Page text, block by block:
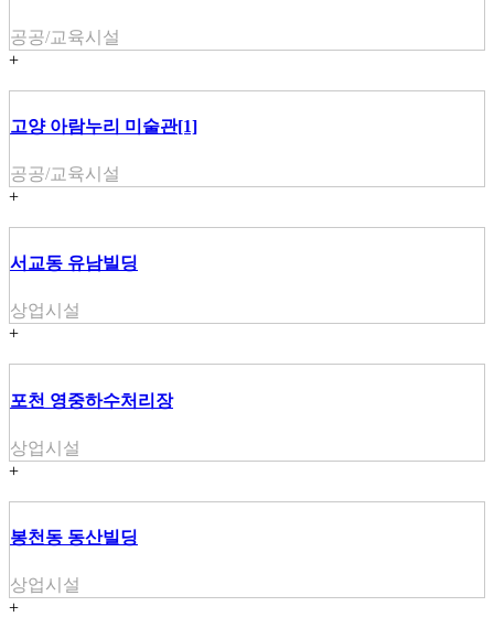
공공/교육시설
+
고양 아람누리 미술관[1]
공공/교육시설
+
서교동 유남빌딩
상업시설
+
포천 영중하수처리장
상업시설
+
봉천동 동산빌딩
상업시설
+